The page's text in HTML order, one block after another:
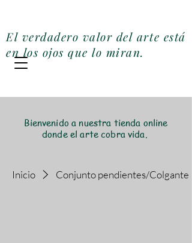
El verdadero valor del arte está
en los ojos que lo miran.
Bienvenido a nuestra tienda online
donde el arte cobra vida.
Inicio Conjunto pendientes/Colgante